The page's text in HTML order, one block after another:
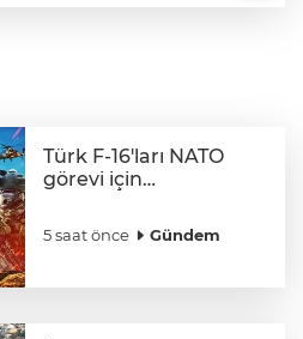
Türk F-16'ları NATO
görevi için
savunma sistemleriyle
güçleniyor
5 saat önce Gündem